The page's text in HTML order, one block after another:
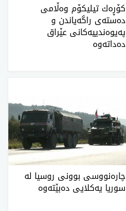
كۆڕه‌ك تیلیكۆم وه‌ڵامی
ده‌سته‌ی راگه‌یاندن و
په‌یوه‌ندییه‌كانی‌ عێراق
ده‌داته‌وه‌
چاره‌نووسی بوونی روسیا له‌
سوریا یه‌كلایی ده‌بێته‌وه‌